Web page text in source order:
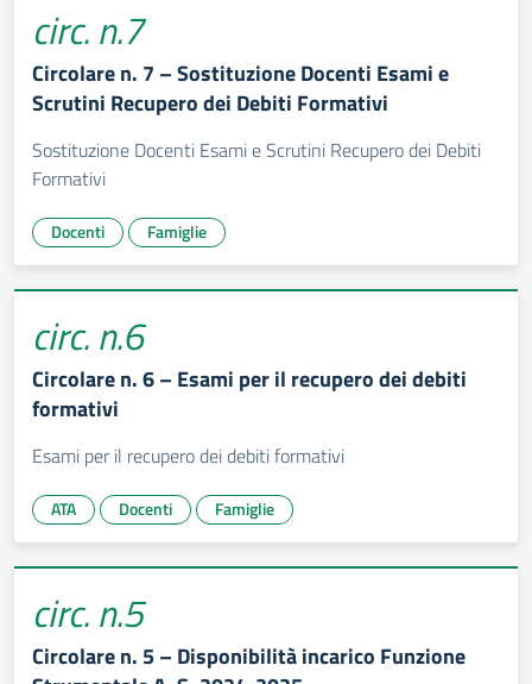
circ. n.7
Circolare n. 7 – Sostituzione Docenti Esami e
Scrutini Recupero dei Debiti Formativi
Sostituzione Docenti Esami e Scrutini Recupero dei Debiti
Formativi
Docenti Famiglie
circ. n.6
Circolare n. 6 – Esami per il recupero dei debiti
formativi
Esami per il recupero dei debiti formativi
ATA Docenti Famiglie
circ. n.5
Circolare n. 5 – Disponibilità incarico Funzione